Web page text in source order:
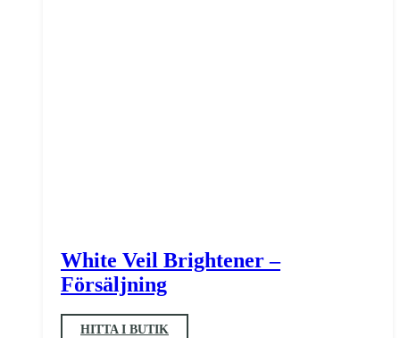
White Veil Brightener –
Försäljning
HITTA I BUTIK